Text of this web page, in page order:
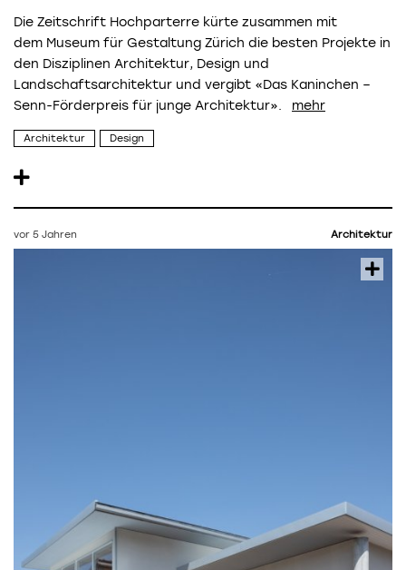
Die Zeitschrift Hochparterre kürte zusammen mit
dem Museum für Gestaltung Zürich die besten Projekte in
den Disziplinen Architektur, Design und
Landschaftsarchitektur und vergibt «Das Kaninchen –
Senn-Förderpreis für junge Architektur».
Architektur Design
vor 5 Jahren Architektur